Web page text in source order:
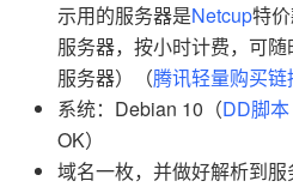
示用的服务器是Netcup特
服务器，按小时计费，可
服务器）（腾讯轻量购买链
系统：Debian 10（DD脚本
OK）
域名一枚，并做好解析到服